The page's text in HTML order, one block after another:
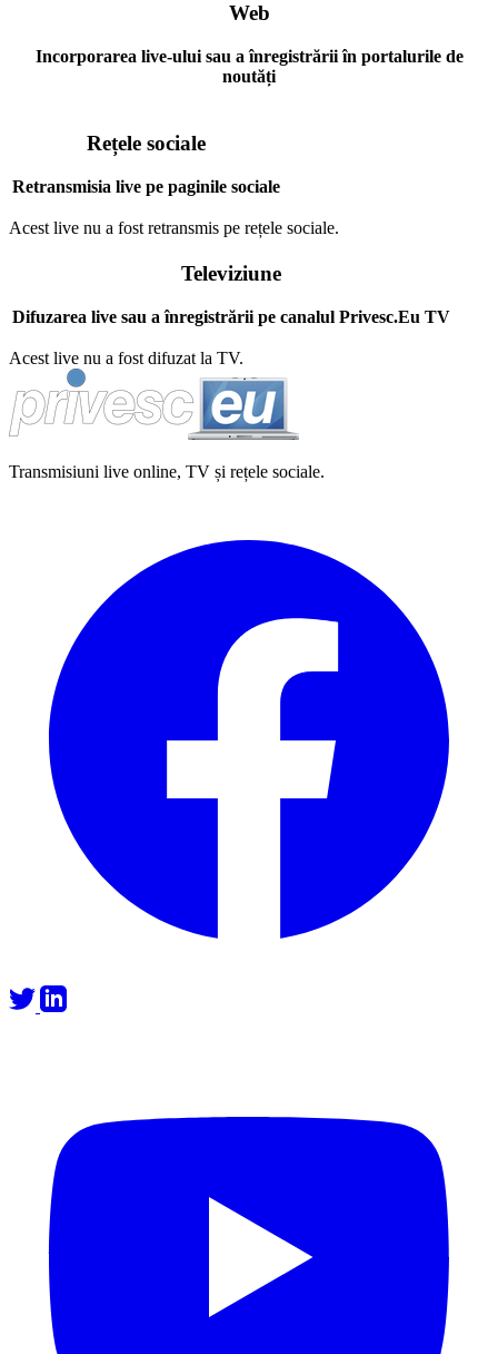
Web
Incorporarea live-ului sau a înregistrării în portalurile de
noutăți
Rețele sociale
Retransmisia live pe paginile sociale
Acest live nu a fost retransmis pe rețele sociale.
Televiziune
Difuzarea live sau a înregistrării pe canalul Privesc.Eu TV
Acest live nu a fost difuzat la TV.
Transmisiuni live online, TV și rețele sociale.